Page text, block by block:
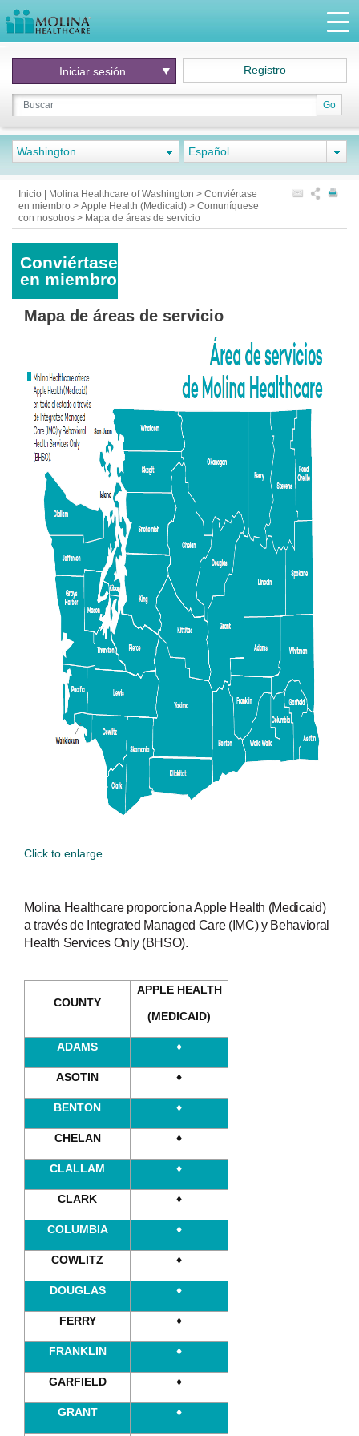
Go
Iniciar sesión Registro
Washington Español
Inicio | Molina Healthcare of Washington > Conviértase
en miembro > Apple Health (Medicaid) > Comuníquese
con nosotros > Mapa de áreas de servicio
Conviértase
en miembro
Mapa de áreas de servicio
Click to enlarge
Molina Healthcare proporciona Apple Health (Medicaid)
a través de Integrated Managed Care (IMC) y Behavioral
Health Services Only (BHSO).
COUNTY
APPLE HEALTH
(MEDICAID)
ADAMS ♦
ASOTIN ♦
BENTON ♦
CHELAN ♦
CLALLAM ♦
CLARK ♦
COLUMBIA ♦
COWLITZ ♦
DOUGLAS ♦
FERRY ♦
FRANKLIN ♦
GARFIELD ♦
GRANT ♦